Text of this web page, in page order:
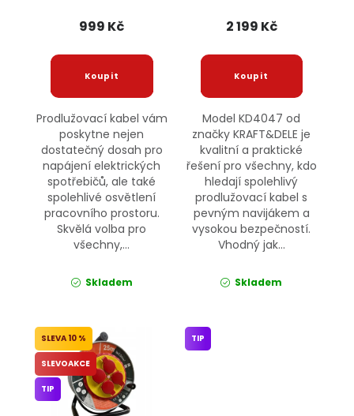
999 Kč
Prodlužovací kabel vám
poskytne nejen
dostatečný dosah pro
napájení elektrických
spotřebičů, ale také
spolehlivé osvětlení
pracovního prostoru.
Skvělá volba pro
všechny,...
Skladem
2 199 Kč
Model KD4047 od
značky KRAFT&DELE je
kvalitní a praktické
řešení pro všechny, kdo
hledají spolehlivý
prodlužovací kabel s
pevným navijákem a
vysokou bezpečností.
Vhodný jak...
Skladem
10 %
SLEVOAKCE
TIP
TIP